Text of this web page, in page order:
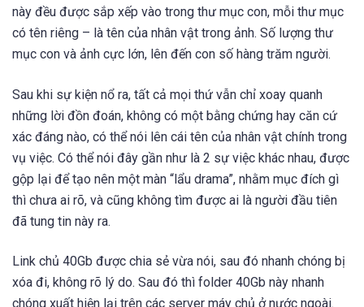
này đều được sắp xếp vào trong thư mục con, mỗi thư mục
có tên riêng – là tên của nhân vật trong ảnh. Số lượng thư
mục con và ảnh cực lớn, lên đến con số hàng trăm người.
Sau khi sự kiện nổ ra, tất cả mọi thứ vẫn chỉ xoay quanh
những lời đồn đoán, không có một bằng chứng hay căn cứ
xác đáng nào, có thể nói lên cái tên của nhân vật chính trong
vụ việc. Có thể nói đây gần như là 2 sự việc khác nhau, được
gộp lại để tạo nên một màn “lẩu drama”, nhằm mục đích gì
thì chưa ai rõ, và cũng không tìm được ai là người đầu tiên
đã tung tin này ra.
Link chủ 40Gb được chia sẻ vừa nói, sau đó nhanh chóng bị
xóa đi, không rõ lý do. Sau đó thì folder 40Gb này nhanh
chóng xuất hiện lại trên các server máy chủ ở nước ngoài.